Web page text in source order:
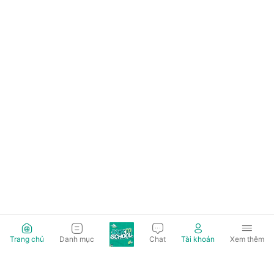
Trang chủ Danh mục Chat Tài khoản Xem thêm